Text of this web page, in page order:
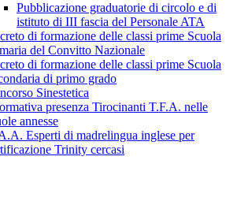
Pubblicazione graduatorie di circolo e di
istituto di III fascia del Personale ATA
di formazione delle classi prime Scuola
del Convitto Nazionale
di formazione delle classi prime Scuola
di primo grado
Sinestetica
presenza Tirocinanti T.F.A. nelle
annesse
Esperti di madrelingua inglese per
Trinity cercasi